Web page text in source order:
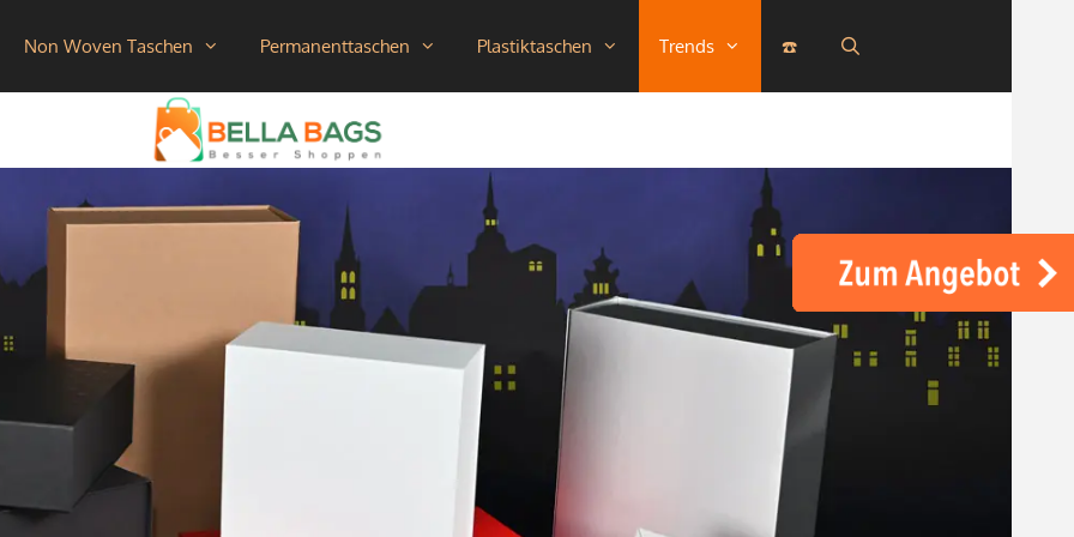
Non Woven Taschen Permanenttaschen Plastiktaschen Trends ☎️